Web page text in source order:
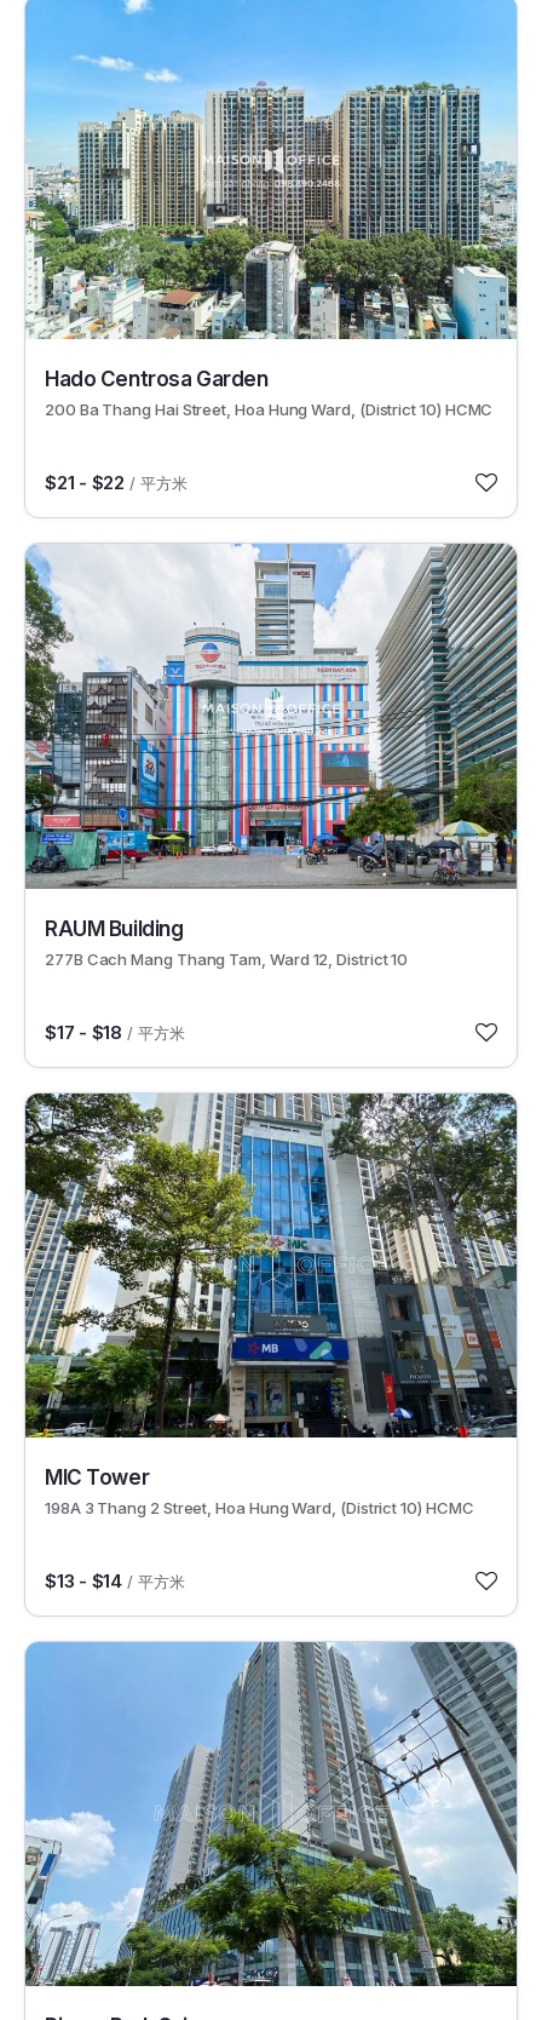
Hado Centrosa Garden
200 Ba Thang Hai Street, Hoa Hung Ward, (District 10) HCMC
$21 - $22 / 平方米
RAUM Building
277B Cach Mang Thang Tam, Ward 12, District 10
$17 - $18 / 平方米
MIC Tower
198A 3 Thang 2 Street, Hoa Hung Ward, (District 10) HCMC
$13 - $14/ 平方米